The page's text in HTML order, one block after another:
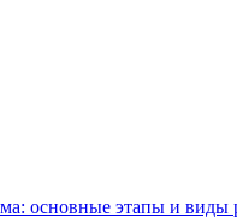
основные этапы и виды